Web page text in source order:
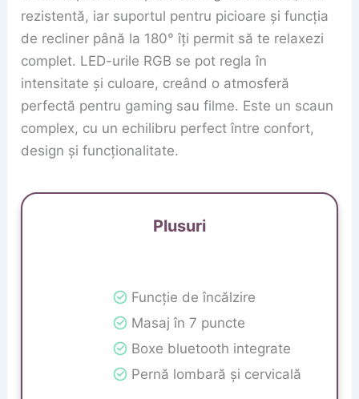
rezistentă, iar suportul pentru picioare și funcția
de recliner până la 180° îți permit să te relaxezi
complet. LED-urile RGB se pot regla în
intensitate și culoare, creând o atmosferă
perfectă pentru gaming sau filme. Este un scaun
complex, cu un echilibru perfect între confort,
design și funcționalitate.
Plusuri
Funcție de încălzire
Masaj în 7 puncte
Boxe bluetooth integrate
Pernă lombară și cervicală